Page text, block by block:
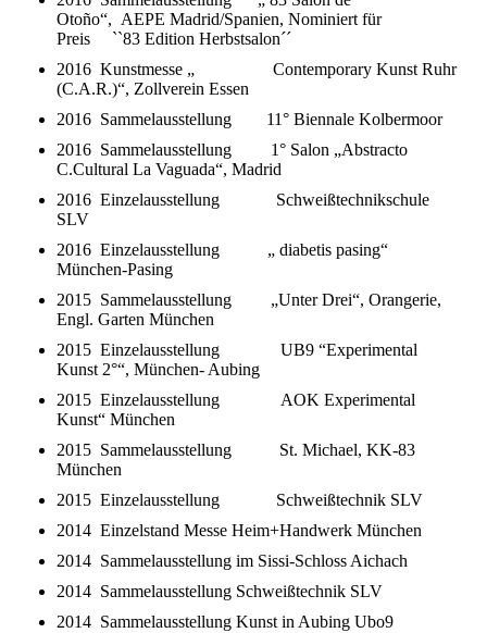
Otoño“, AEPE Madrid/Spanien, Nominiert für
Preis ``83 Edition Herbstsalon´´
2016 Kunstmesse „ Contemporary Kunst Ruhr
(C.A.R.)“, Zollverein Essen
2016 Sammelausstellung 11° Biennale Kolbermoor
2016 Sammelausstellung 1° Salon „Abstracto
C.Cultural La Vaguada“, Madrid
2016 Einzelausstellung Schweißtechnikschule
SLV
2016 Einzelausstellung „ diabetis pasing“
München-Pasing
2015 Sammelausstellung „Unter Drei“, Orangerie,
Engl. Garten München
2015 Einzelausstellung UB9 “Experimental
Kunst 2°“, München- Aubing
2015 Einzelausstellung AOK Experimental
Kunst“ München
2015 Sammelausstellung St. Michael, KK-83
München
2015 Einzelausstellung Schweißtechnik SLV
2014 Einzelstand Messe Heim+Handwerk München
2014 Sammelausstellung im Sissi-Schloss Aichach
2014 Sammelausstellung Schweißtechnik SLV
2014 Sammelausstellung Kunst in Aubing Ubo9